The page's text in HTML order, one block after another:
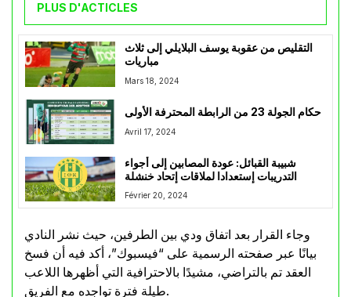
PLUS D'ACTICLES
التقليص من عقوبة يوسف البلايلي إلى ثلاث
مباريات
Mars 18, 2024
حكام الجولة 23 من الرابطة المحترفة الأولى
Avril 17, 2024
شبيبة القبائل: عودة المصابين إلى أجواء
التدريبات إستعدادا لملاقات إتحاد خنشلة
Février 20, 2024
وجاء القرار بعد اتفاق ودي بين الطرفين، حيث نشر النادي
بيانًا عبر صفحته الرسمية على “فيسبوك”، أكد فيه أن فسخ
العقد تم بالتراضي، مشيدًا بالاحترافية التي أظهرها اللاعب
طيلة فترة تواجده مع الفريق.